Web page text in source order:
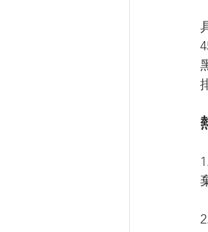
1.
2.